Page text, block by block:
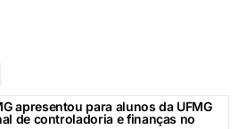
apresentou para alunos da UFMG
de controladoria e finanças no